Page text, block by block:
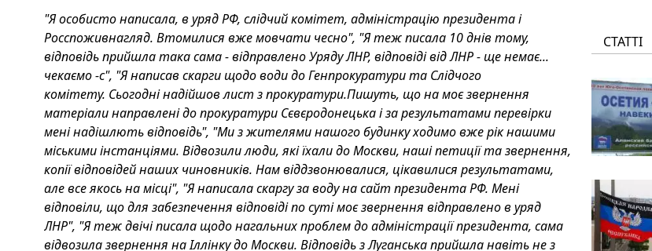
"Я особисто написала, в уряд РФ, слідчий комітет, адміністрацію президента і
Росспоживнагляд. Втомилися вже мовчати чесно", "Я теж писала 10 днів тому,
відповідь прийшла така сама - відправлено Уряду ЛНР, відповіді від ЛНР - ще немає...
чекаємо -с", "Я написав скарги щодо води до Генпрокуратури та Слідчого
комітету. Сьогодні надійшов лист з прокуратури.Пишуть, що на моє звернення
матеріали направлені до прокуратури Сєвєродонецька і за результатами перевірки
мені надішлють відповідь", "Ми з жителями нашого будинку ходимо вже рік нашими
міськими інстанціями. Відвозили люди, які їхали до Москви, наші петиції та звернення,
копії відповідей наших чиновників. Нам віддзвонювалися, цікавилися результатами,
але все якось на місці", "Я написала скаргу за воду на сайт президента РФ. Мені
відповіли, що для забезпечення відповіді по суті моє звернення відправлено в уряд
ЛНР", "Я теж двічі писала щодо нагальних проблем до адміністрації президента, сама
відвозила звернення на Іллінку до Москви. Відповідь з Луганська прийшла навіть не з
СТАТТІ